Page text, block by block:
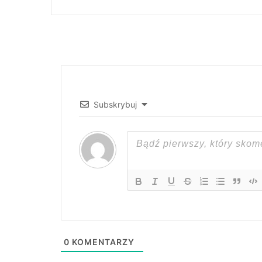
Subskrybuj
0 KOMENTARZY